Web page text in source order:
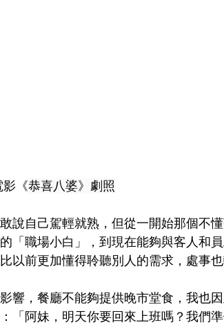
影《恭喜八婆》劇照
說自己駕輕就熟，但從一開始那個不
「職場小白」，到現在能夠與客人和
以前更加懂得聆聽別人的需求，處事也
響，餐廳不能夠提供晚市堂食，我也
「阿妹，明天你要回來上班嗎？我們